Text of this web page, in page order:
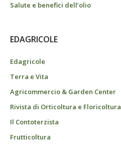
Salute e benefici dell’olio
EDAGRICOLE
Edagricole
Terra e Vita
Agricommercio & Garden Center
Rivista di Orticoltura e Floricoltura
Il Contoterzista
Frutticoltura